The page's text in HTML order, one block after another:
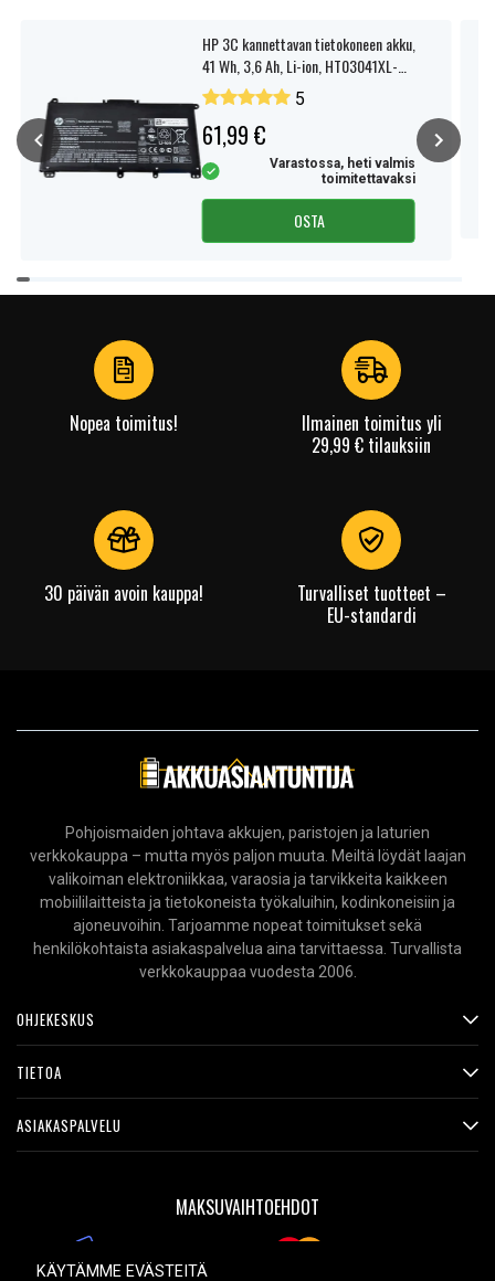
HP 3C kannettavan tietokoneen akku,
41 Wh, 3,6 Ah, Li-ion, HT03041XL-
PR+PL, HT03XL5
61,99 €
Varastossa, heti valmis
toimitettavaksi
OSTA
Item
1
Nopea toimitus!
Ilmainen toimitus yli
29,99 € tilauksiin
30 päivän avoin kauppa!
Turvalliset tuotteet –
EU-standardi
Pohjoismaiden johtava akkujen, paristojen ja laturien
verkkokauppa – mutta myös paljon muuta. Meiltä löydät laajan
valikoiman elektroniikkaa, varaosia ja tarvikkeita kaikkeen
mobiililaitteista ja tietokoneista työkaluihin, kodinkoneisiin ja
ajoneuvoihin. Tarjoamme nopeat toimitukset sekä
henkilökohtaista asiakaspalvelua aina tarvittaessa. Turvallista
verkkokauppaa vuodesta 2006.
OHJEKESKUS
TIETOA
ASIAKASPALVELU
MAKSUVAIHTOEHDOT
KÄYTÄMME EVÄSTEITÄ